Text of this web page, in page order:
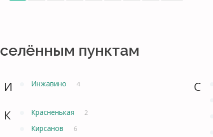
пунктам
И Инжавино 4
К Красненькая 2
Кирсанов 6
С